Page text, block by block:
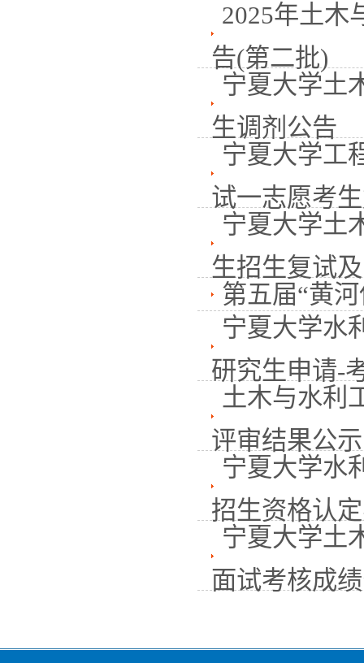
2025年土木
告(第二批)
宁夏大学土
生调剂公告
宁夏大学工
试一志愿考
宁夏大学土
生招生复试
第五届“黄
宁夏大学水
研究生申请-
土木与水利
评审结果公示
宁夏大学水
招生资格认
宁夏大学土
面试考核成